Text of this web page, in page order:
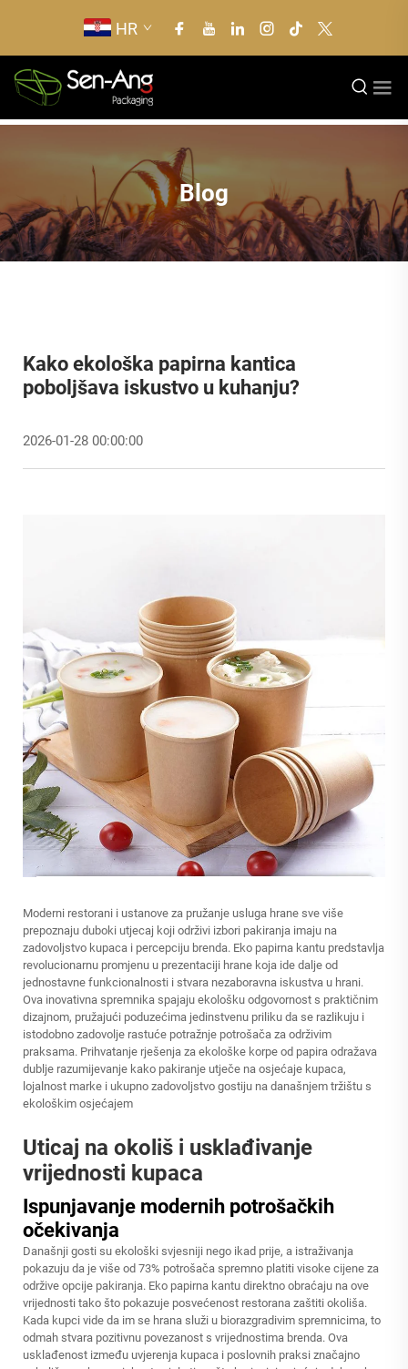
HR
Blog
Kako ekološka papirna kantica
poboljšava iskustvo u kuhanju?
2026-01-28 00:00:00
Moderni restorani i ustanove za pružanje usluga hrane sve više
prepoznaju duboki utjecaj koji održivi izbori pakiranja imaju na
zadovoljstvo kupaca i percepciju brenda. Eko papirna kantu predstavlja
revolucionarnu promjenu u prezentaciji hrane koja ide dalje od
jednostavne funkcionalnosti i stvara nezaboravna iskustva u hrani.
Ova inovativna spremnika spajaju ekološku odgovornost s praktičnim
dizajnom, pružajući poduzećima jedinstvenu priliku da se razlikuju i
istodobno zadovolje rastuće potražnje potrošača za održivim
praksama. Prihvatanje rješenja za ekološke korpe od papira odražava
dublje razumijevanje kako pakiranje utječe na osjećaje kupaca,
lojalnost marke i ukupno zadovoljstvo gostiju na današnjem tržištu s
ekološkim osjećajem
Uticaj na okoliš i usklađivanje
vrijednosti kupaca
Ispunjavanje modernih potrošačkih
očekivanja
Današnji gosti su ekološki svjesniji nego ikad prije, a istraživanja
pokazuju da je više od 73% potrošača spremno platiti visoke cijene za
održive opcije pakiranja. Eko papirna kantu direktno obraćaju na ove
vrijednosti tako što pokazuje posvećenost restorana zaštiti okoliša.
Kada kupci vide da im se hrana služi u biorazgradivim spremnicima, to
odmah stvara pozitivnu povezanost s vrijednostima brenda. Ova
usklađenost između uvjerenja kupaca i poslovnih praksi značajno